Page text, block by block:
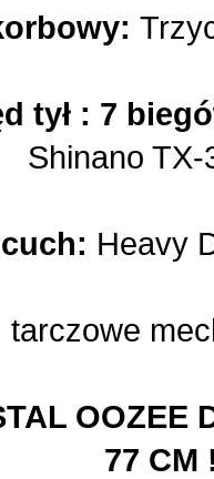
tył : 7
Shinano TX-
Heavy
tarczowe
OOZEE
77 CM